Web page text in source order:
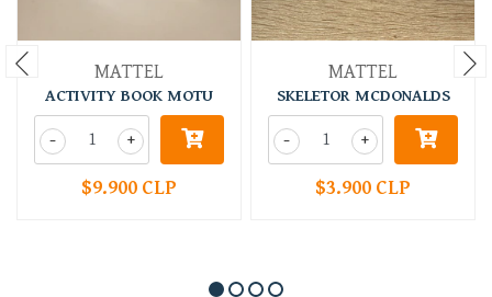
MATTEL
ACTIVITY BOOK MOTU
+
-
$9.900 CLP
MATTEL
SKELETOR MCDONALDS
+
-
$3.900 CLP